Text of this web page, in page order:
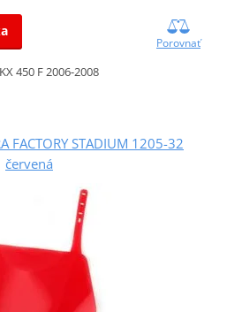
Porovnať
450 F 2006-2008
FACTORY STADIUM 1205-32
červená